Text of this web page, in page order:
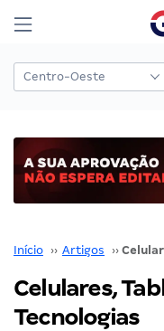
Início ›› Artigos ››
Celulares,
Tecnologias